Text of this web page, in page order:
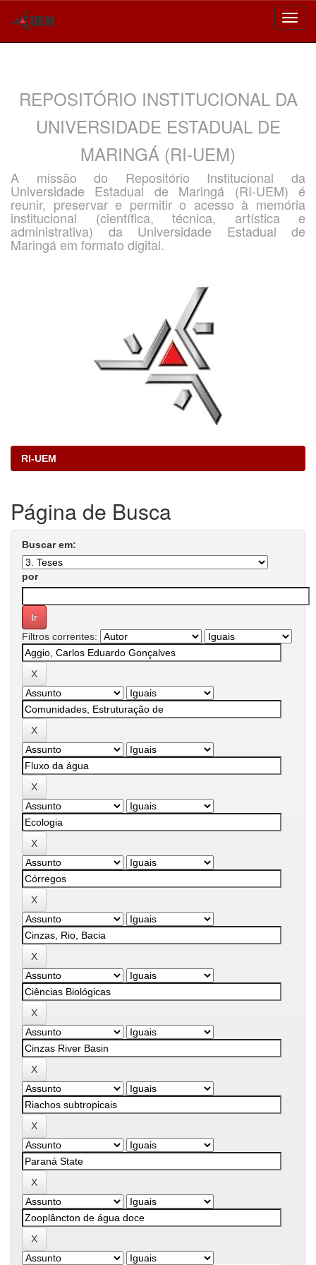
REPOSITÓRIO INSTITUCIONAL DA
UNIVERSIDADE ESTADUAL DE
MARINGÁ (RI-UEM)
A missão do Repositório Institucional da
Universidade Estadual de Maringá (RI-UEM) é
reunir, preservar e permitir o acesso à memória
institucional (científica, técnica, artística e
administrativa) da Universidade Estadual de
Maringá em formato digital.
RI-UEM
Página de Busca
Buscar em:
por
Filtros correntes: